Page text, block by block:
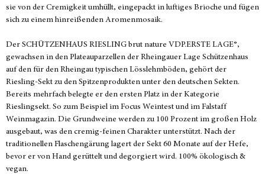
sie von der Cremigkeit umhüllt, eingepackt in luftiges Brioche und fügen
sich zu einem hinreißenden Aromenmosaik.
Der SCHÜTZENHAUS RIESLING brut nature VDP.ERSTE LAGE®,
gewachsen in den Plateauparzellen der Rheingauer Lage Schützenhaus
auf den für den Rheingau typischen Lösslehmböden, gehört der
Riesling-Sekt zu den Spitzenprodukten unter den deutschen Sekten.
Bereits mehrfach belegte er den ersten Platz in der Kategorie
Rieslingsekt. So zum Beispiel im Focus Weintest und im Falstaff
Weinmagazin. Die Grundweine werden zu 100 Prozent im großen Holz
ausgebaut, was den cremig-feinen Charakter unterstützt. Nach der
traditionellen Flaschengärung lagert der Sekt 60 Monate auf der Hefe,
bevor er von Hand gerüttelt und degorgiert wird. 100% ökologisch &
vegan.